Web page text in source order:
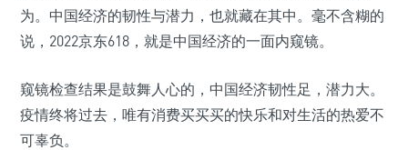
为。中国经济的韧性与潜力，也就藏在其中。毫不含糊的
说，2022京东618，就是中国经济的一面内窥镜。
窥镜检查结果是鼓舞人心的，中国经济韧性足，潜力大。
疫情终将过去，唯有消费买买买的快乐和对生活的热爱不
可辜负。